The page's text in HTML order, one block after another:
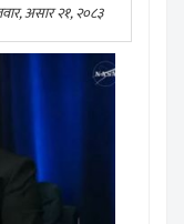
असार २१, २०८३